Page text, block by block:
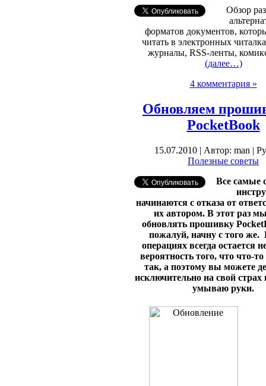
Обзор
форматов документов,
читать в электронных
журналы, RSS-ленты,
(далее…)
4 комментария »
Обновляем
PocketBook
15.07.2010 | Автор: man |
Полезные советы
Все самые
начинаются с отказа от
их автором. В этот раз
обновлять прошивку
пожалуй, начну с того же.
операциях всегда остается
вероятность того, что что-то
так, а поэтому вы можете
исключительно на свой
умываю руки.